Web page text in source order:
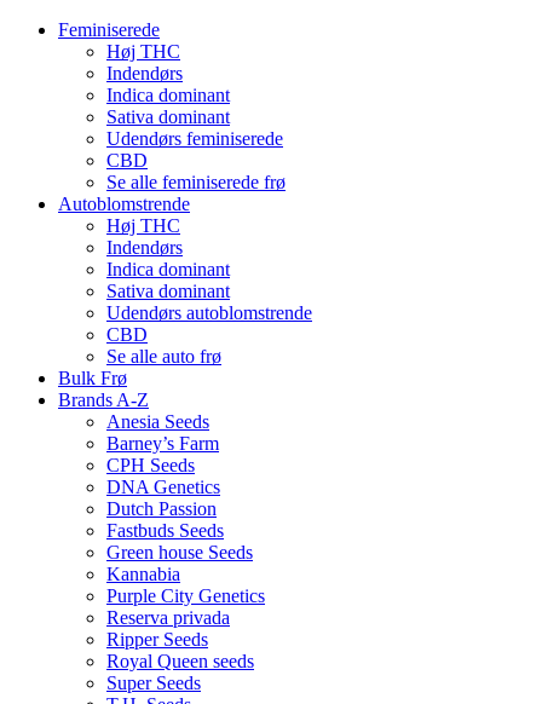
Feminiserede
Høj THC
Indendørs
Indica dominant
Sativa dominant
Udendørs feminiserede
CBD
Se alle feminiserede frø
Autoblomstrende
Høj THC
Indendørs
Indica dominant
Sativa dominant
Udendørs autoblomstrende
CBD
Se alle auto frø
Bulk Frø
Brands A-Z
Anesia Seeds
Barney’s Farm
CPH Seeds
DNA Genetics
Dutch Passion
Fastbuds Seeds
Green house Seeds
Kannabia
Purple City Genetics
Reserva privada
Ripper Seeds
Royal Queen seeds
Super Seeds